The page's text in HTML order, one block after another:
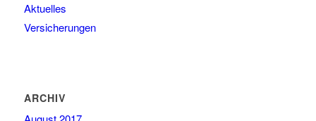
Aktuelles
Versicherungen
ARCHIV